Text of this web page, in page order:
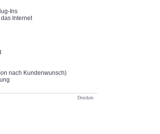
Ins
Internet
nach Kundenwunsch)
Drucken